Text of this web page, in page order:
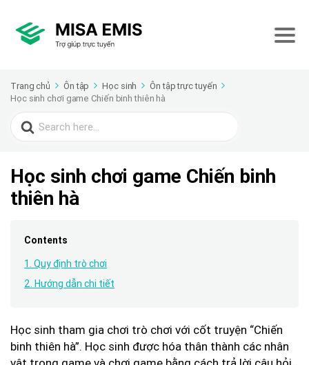
Trang chủ Ôn tập Học sinh
Ôn tập trực tuyến
Học sinh chơi game Chiến binh thiên hà
Search
for:
Học sinh chơi game Chiến binh
thiên hà
Contents
1. Quy định trò chơi
2. Hướng dẫn chi tiết
Học sinh tham gia chơi trò chơi với cốt truyện “Chiến
binh thiên hà”. Học sinh được hóa thân thành các nhân